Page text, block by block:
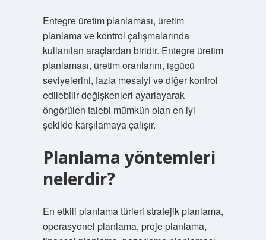
Entegre üretim planlaması, üretim
planlama ve kontrol çalışmalarında
kullanılan araçlardan biridir. Entegre üretim
planlaması, üretim oranlarını, işgücü
seviyelerini, fazla mesaiyi ve diğer kontrol
edilebilir değişkenleri ayarlayarak
öngörülen talebi mümkün olan en iyi
şekilde karşılamaya çalışır.
Planlama yöntemleri
nelerdir?
En etkili planlama türleri stratejik planlama,
operasyonel planlama, proje planlama,